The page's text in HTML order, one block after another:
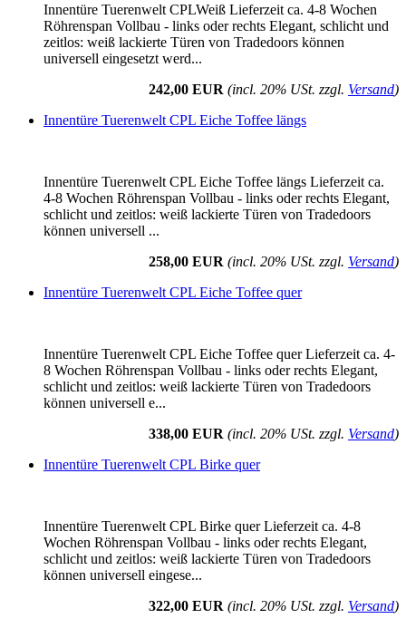
Innentüre Tuerenwelt CPLWeiß Lieferzeit ca. 4-8 Wochen
Röhrenspan Vollbau - links oder rechts Elegant, schlicht und
zeitlos: weiß lackierte Türen von Tradedoors können
universell eingesetzt werd...
242,00 EUR (incl. 20% USt. zzgl. Versand)
Innentüre Tuerenwelt CPL Eiche Toffee längs
Innentüre Tuerenwelt CPL Eiche Toffee längs Lieferzeit ca.
4-8 Wochen Röhrenspan Vollbau - links oder rechts Elegant,
schlicht und zeitlos: weiß lackierte Türen von Tradedoors
können universell ...
258,00 EUR (incl. 20% USt. zzgl. Versand)
Innentüre Tuerenwelt CPL Eiche Toffee quer
Innentüre Tuerenwelt CPL Eiche Toffee quer Lieferzeit ca. 4-
8 Wochen Röhrenspan Vollbau - links oder rechts Elegant,
schlicht und zeitlos: weiß lackierte Türen von Tradedoors
können universell e...
338,00 EUR (incl. 20% USt. zzgl. Versand)
Innentüre Tuerenwelt CPL Birke quer
Innentüre Tuerenwelt CPL Birke quer Lieferzeit ca. 4-8
Wochen Röhrenspan Vollbau - links oder rechts Elegant,
schlicht und zeitlos: weiß lackierte Türen von Tradedoors
können universell eingese...
322,00 EUR (incl. 20% USt. zzgl. Versand)